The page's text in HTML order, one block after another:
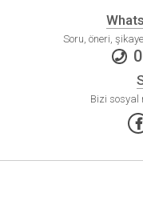
Soru, öneri,
Bizi sosyal